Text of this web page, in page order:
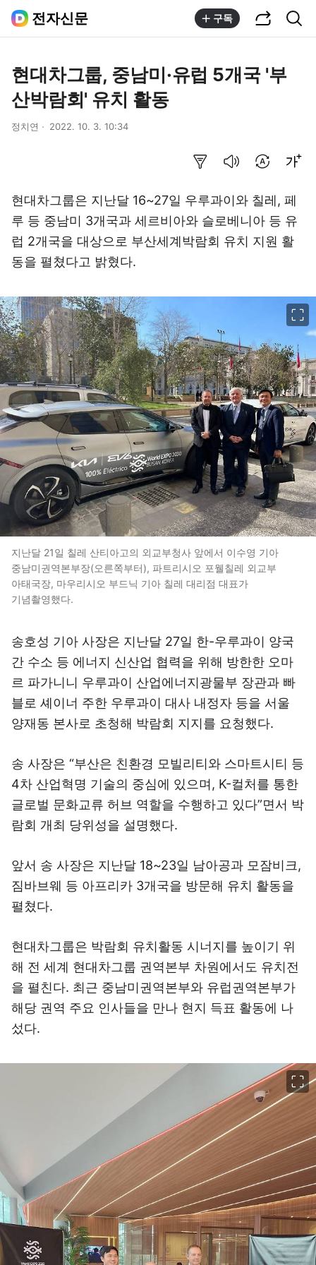
전자신문 구독
현대차그룹, 중남미·유럽 5개국 '부
산박람회' 유치 활동
정치연 2022. 10. 3. 10:34
현대차그룹은 지난달 16~27일 우루과이와 칠레, 페
루 등 중남미 3개국과 세르비아와 슬로베니아 등 유
럽 2개국을 대상으로 부산세계박람회 유치 지원 활
동을 펼쳤다고 밝혔다.
지난달 21일 칠레 산티아고의 외교부청사 앞에서 이수영 기아
중남미권역본부장(오른쪽부터), 파트리시오 포웰칠레 외교부
아태국장, 마우리시오 부드닉 기아 칠레 대리점 대표가
기념촬영했다.
송호성 기아 사장은 지난달 27일 한-우루과이 양국
간 수소 등 에너지 신산업 협력을 위해 방한한 오마
르 파가니니 우루과이 산업에너지광물부 장관과 빠
블로 셰이너 주한 우루과이 대사 내정자 등을 서울
양재동 본사로 초청해 박람회 지지를 요청했다.
송 사장은 “부산은 친환경 모빌리티와 스마트시티 등
4차 산업혁명 기술의 중심에 있으며, K-컬처를 통한
글로벌 문화교류 허브 역할을 수행하고 있다”면서 박
람회 개최 당위성을 설명했다.
앞서 송 사장은 지난달 18~23일 남아공과 모잠비크,
짐바브웨 등 아프리카 3개국을 방문해 유치 활동을
펼쳤다.
현대차그룹은 박람회 유치활동 시너지를 높이기 위
해 전 세계 현대차그룹 권역본부 차원에서도 유치전
을 펼친다. 최근 중남미권역본부와 유럽권역본부가
해당 권역 주요 인사들을 만나 현지 득표 활동에 나
섰다.